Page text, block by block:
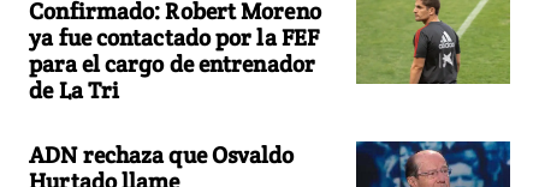
Confirmado: Robert Moreno
ya fue contactado por la FEF
para el cargo de entrenador
de La Tri
ADN rechaza que Osvaldo
Hurtado llame